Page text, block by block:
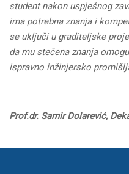
student nakon uspješnog
ima potrebna znanja i
se uključi u graditeljske
da mu stečena znanja
ispravno inžinjersko
Prof.dr. Samir Dolarević,